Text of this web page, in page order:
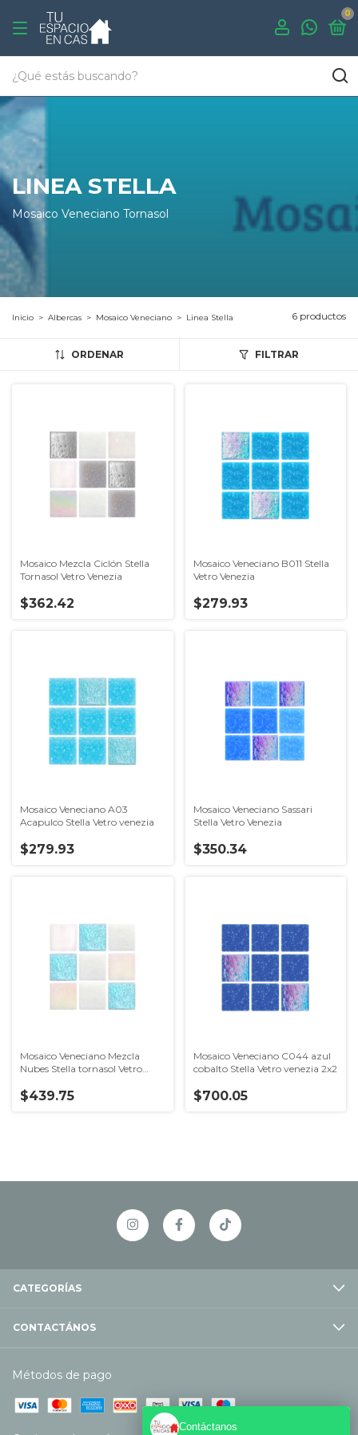
0
LINEA STELLA
Mosaico Veneciano Tornasol
Inicio > Albercas > Mosaico Veneciano > Linea Stella 6 productos
ORDENAR FILTRAR
Mosaico Mezcla Ciclón Stella
Tornasol Vetro Venezia
$362.42
Mosaico Veneciano B011 Stella
Vetro Venezia
$279.93
Mosaico Veneciano A03
Acapulco Stella Vetro venezia
$279.93
Mosaico Veneciano Sassari
Stella Vetro Venezia
$350.34
Mosaico Veneciano Mezcla
Nubes Stella tornasol Vetro
$439.75
Mosaico Veneciano C044 azul
cobalto Stella Vetro venezia 2x2
$700.05
CATEGORÍAS
CONTACTÁNOS
Métodos de pago
Contáctanos